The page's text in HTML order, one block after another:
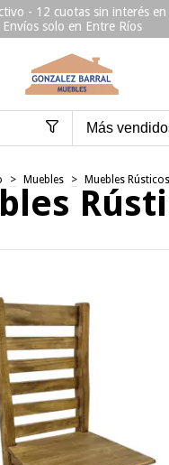
- 12 cuotas sin interés
Envíos solo en Entre Ríos
> Muebles > Muebles Rústicos